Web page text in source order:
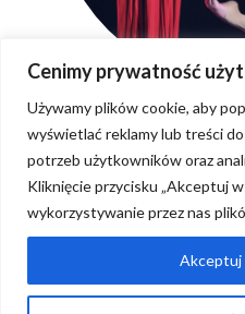
Cenimy prywatność
Używamy plików cookie, aby
wyświetlać reklamy lub treści
potrzeb użytkowników oraz
Kliknięcie przycisku „Akceptuj
wykorzystywanie przez nas
Akceptuj
Regulaminy
Pytania i odpowiedzi
Kontakt